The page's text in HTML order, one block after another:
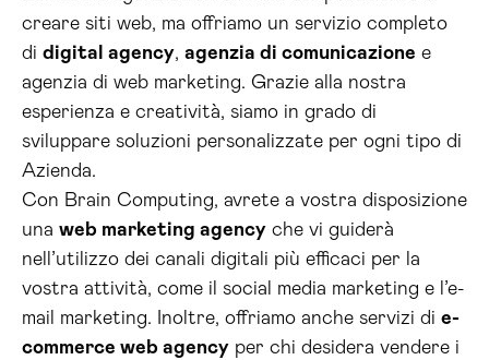
creare siti web, ma offriamo un servizio completo
di digital agency, agenzia di comunicazione e
agenzia di web marketing. Grazie alla nostra
esperienza e creatività, siamo in grado di
sviluppare soluzioni personalizzate per ogni tipo di
Azienda.
Con Brain Computing, avrete a vostra disposizione
una web marketing agency che vi guiderà
nell’utilizzo dei canali digitali più efficaci per la
vostra attività, come il social media marketing e l’e-
mail marketing. Inoltre, offriamo anche servizi di e-
commerce web agency per chi desidera vendere i